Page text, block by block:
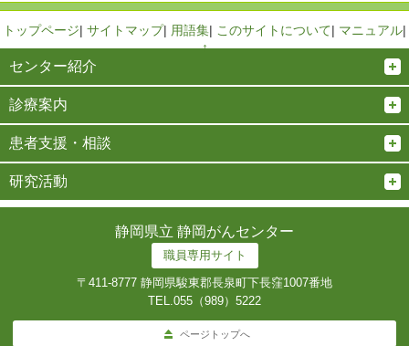
トップページ| サイトマップ| 用語集| このサイトについて| マニュアル|
↑
センター紹介
診療案内
患者支援・相談
研究活動
静岡県立 静岡がんセンター
職員専用サイト
〒411-8777 静岡県駿東郡長泉町下長窪1007番地
TEL.055（989）5222
ページトップへ